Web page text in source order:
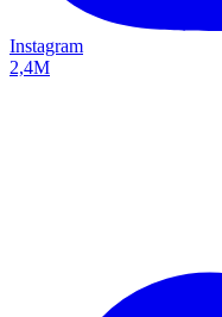
Instagram
2,4M